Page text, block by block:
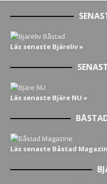
Läs senaste Bjäreliv »
Läs senaste Bjäre NU »
Läs senaste Båstad